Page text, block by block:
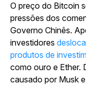
O preço do Bitcoin
pressões dos
Governo Chinês.
investidores
produtos de
como ouro e Ether.
causado por Musk